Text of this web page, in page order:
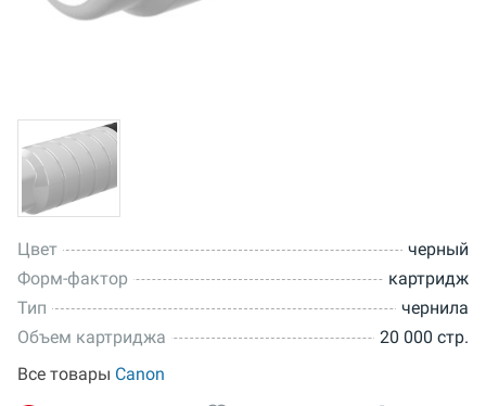
Цвет
черный
Форм-фактор
картридж
Тип
чернила
Объем картриджа
20 000 стр.
Все товары Canon